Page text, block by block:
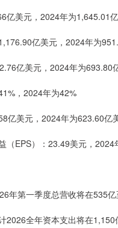
亿美元，2024年为1,645.01
亿美元，2024年为
亿美元，2024年为693.80
，2024年为42%
亿美元，2024年为623.60亿
（EPS）：23.49美元，
年第一季度总营收将在535
2026全年资本支出将在